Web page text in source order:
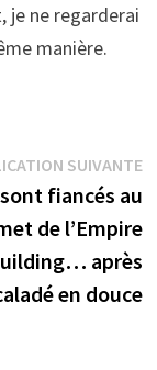
je ne regarderai
manière.
SUIVANTE
fiancés au
de l’Empire
après
en douce